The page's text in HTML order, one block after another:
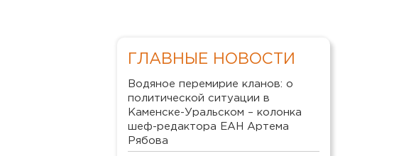
ГЛАВНЫЕ НОВОСТИ
Водяное перемирие кланов: о
политической ситуации в
Каменске-Уральском – колонка
шеф-редактора ЕАН Артема
Рябова